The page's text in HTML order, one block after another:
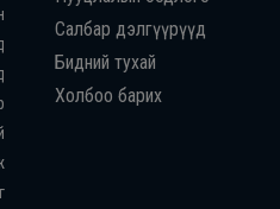
Салбар дэлгүүрүүд
Бидний тухай
Холбоо барих